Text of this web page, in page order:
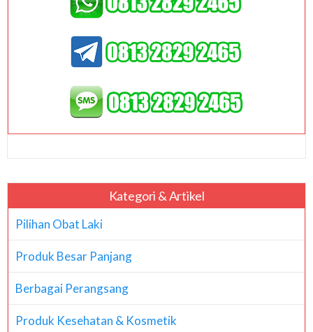
Kategori & Artikel
Pilihan Obat Laki
Produk Besar Panjang
Berbagai Perangsang
Produk Kesehatan & Kosmetik